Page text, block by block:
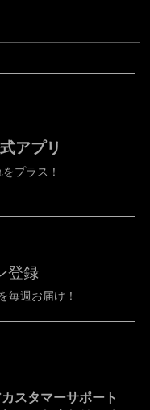
アプリ
プラス！
登録
毎週お届け！
スタマーサポート